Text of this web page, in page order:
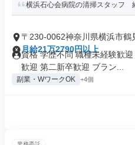
横浜石心会病院の清掃スタッフ
〒230-0062神奈川県横浜市鶴
月給21万2790円以上
資格 学歴不問 職種未経験歓
歓迎 第二新卒歓迎 ブラン...
副業・WワークOK +4個